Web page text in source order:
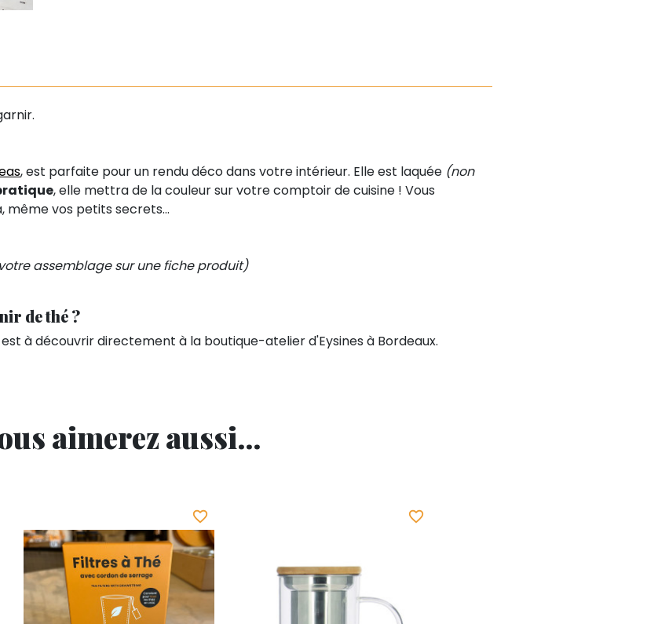
, est parfaite pour un rendu déco dans votre intérieur. Elle est laquée (non
, elle mettra de la couleur sur votre comptoir de cuisine ! Vous
même vos petits secrets...
assemblage sur une fiche produit)
de thé ?
à découvrir directement à la boutique-atelier d'Eysines à Bordeaux.
aimerez aussi...
favorite_border favorite_border